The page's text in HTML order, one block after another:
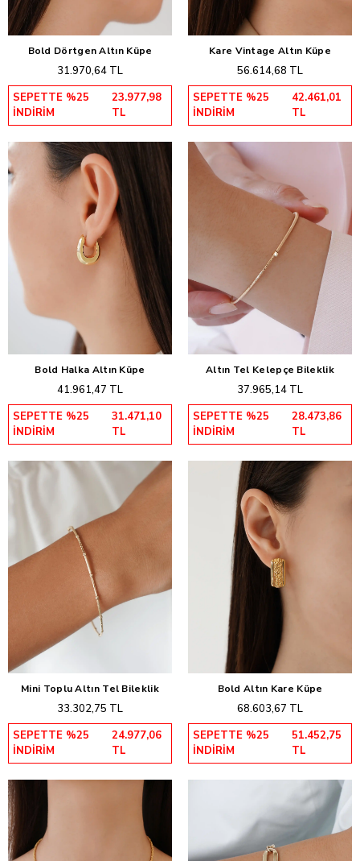
Sepete Ekle
Bold Dörtgen Altın Küpe
31.970,64 TL
SEPETTE %25
İNDİRİM
23.977,98
TL
Sepete Ekle
Kare Vintage Altın Küpe
56.614,68 TL
SEPETTE %25
İNDİRİM
42.461,01
TL
Sepete Ekle
Bold Halka Altın Küpe
41.961,47 TL
SEPETTE %25
İNDİRİM
31.471,10
TL
Sepete Ekle
Altın Tel Kelepçe Bileklik
37.965,14 TL
SEPETTE %25
İNDİRİM
28.473,86
TL
Sepete Ekle
Mini Toplu Altın Tel Bileklik
33.302,75 TL
SEPETTE %25
İNDİRİM
24.977,06
TL
Sepete Ekle
Bold Altın Kare Küpe
68.603,67 TL
SEPETTE %25
İNDİRİM
51.452,75
TL